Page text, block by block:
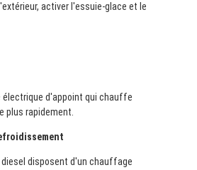
activer l'essuie-glace et le
d'appoint qui chauffe
plus rapidement.
disposent d'un chauffage